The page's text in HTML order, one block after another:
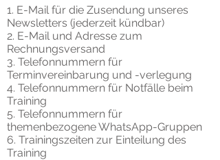
1. E-Mail für die Zusendung unseres
Newsletters (jederzeit kündbar)
2. E-Mail und Adresse zum
Rechnungsversand
3. Telefonnummern für
Terminvereinbarung und -verlegung
4. Telefonnummern für Notfälle beim
Training
5. Telefonnummern für
themenbezogene WhatsApp-Gruppen
6. Trainingszeiten zur Einteilung des
Training